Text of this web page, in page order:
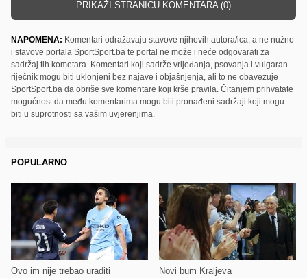
PRIKAŽI STRANICU KOMENTARA (0)
NAPOMENA: Komentari odražavaju stavove njihovih autora/ica, a ne nužno
i stavove portala SportSport.ba te portal ne može i neće odgovarati za
sadržaj tih kometara. Komentari koji sadrže vrijeđanja, psovanja i vulgaran
riječnik mogu biti uklonjeni bez najave i objašnjenja, ali to ne obavezuje
SportSport.ba da obriše sve komentare koji krše pravila. Čitanjem prihvatate
mogućnost da među komentarima mogu biti pronađeni sadržaji koji mogu
biti u suprotnosti sa vašim uvjerenjima.
POPULARNO
Ovo im nije trebao uraditi Novi bum Kraljeva